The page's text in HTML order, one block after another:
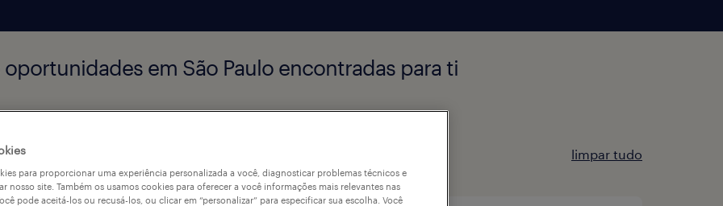
em São Paulo encontradas para ti
tipo de vaga limpar tudo
para proporcionar uma experiência personalizada a você, diagnosticar problemas técnicos e
nosso site. Também os usamos cookies para oferecer a você informações mais relevantes nas
pode aceitá-los ou recusá-los, ou clicar em “personalizar” para especificar sua escolha. Você